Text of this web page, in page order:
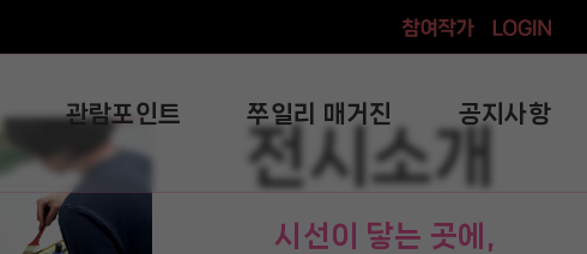
참여작가
관람포인트 쭈일리 매거진 공지사항
전시소개
시선이 닿는 곳에,